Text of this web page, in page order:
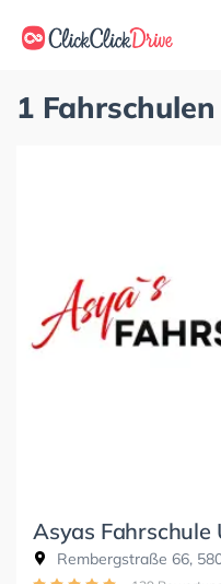
1
Asyas Fahrschule
Rembergstraße 66,